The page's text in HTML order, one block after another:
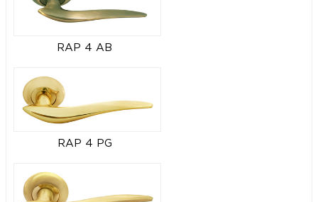
RAP 4 AB
RAP 4 PG